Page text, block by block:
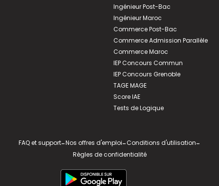
Ingénieur Post-Bac
Ingénieur Maroc
Commerce Post-Bac
Commerce Admission Parallèle
Commerce Maroc
IEP Concours Commun
IEP Concours Grenoble
TAGE MAGE
Score IAE
Tests de Logique
FAQ et support-Nos offres d'emploi-Conditions d'utilisation-
Règles de confidentialité